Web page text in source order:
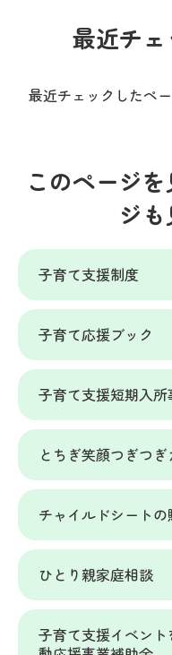
最近チ
最近チェックしたペ
このページ
ジ
子育て支援制度
子育て応援ブック
子育て支援短期入所
とちぎ笑顔つぎつぎ
チャイルドシート
ひとり親家庭相談
子育て支援イベン